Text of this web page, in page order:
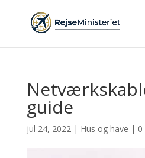
guide
jul 24, 2022| Hus og have |